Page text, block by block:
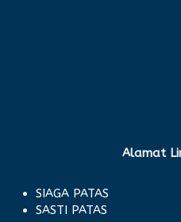
Alamat
SIAGA PATAS
SASTI PATAS